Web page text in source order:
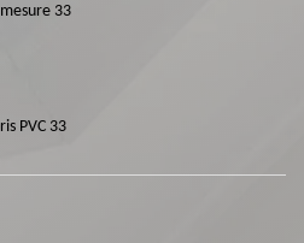
33
PVC 33